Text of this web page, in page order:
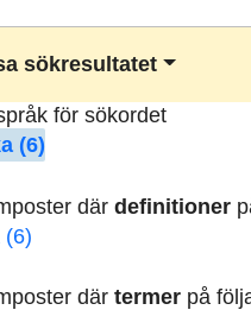
sökresultatet
för sökordet
(6)
därdefinitioner
(6)
därtermer på